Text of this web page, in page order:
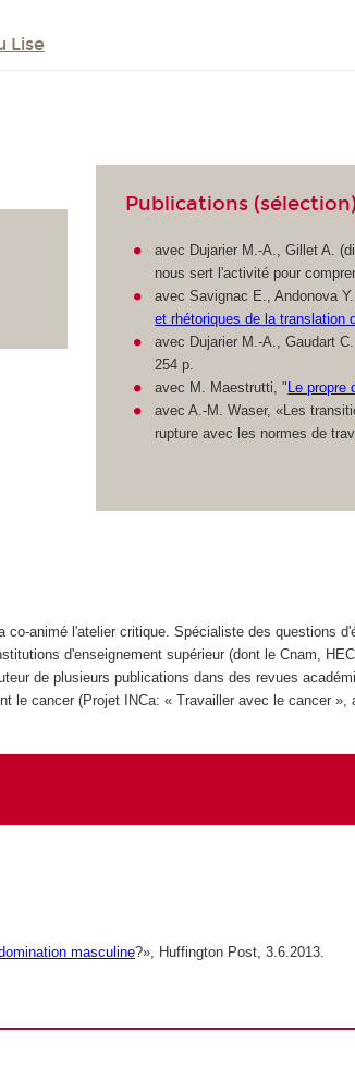
Lise
Publications (sélection)
avec Dujarier M.-A., Gillet A.
nous sert l'activité pour
avec Savignac E., Andonova
et rhétoriques de la translation
avec Dujarier M.-A., Gaudart
254 p.
avec M. Maestrutti, "Le propre
avec A.-M. Waser, «Les
rupture avec les normes de
animé l'atelier critique. Spécialiste des questions
d'enseignement supérieur (dont le Cnam,
de plusieurs publications dans des revues
le cancer (Projet INCa: « Travailler avec le cancer »,
masculine?», Huffington Post, 3.6.2013.